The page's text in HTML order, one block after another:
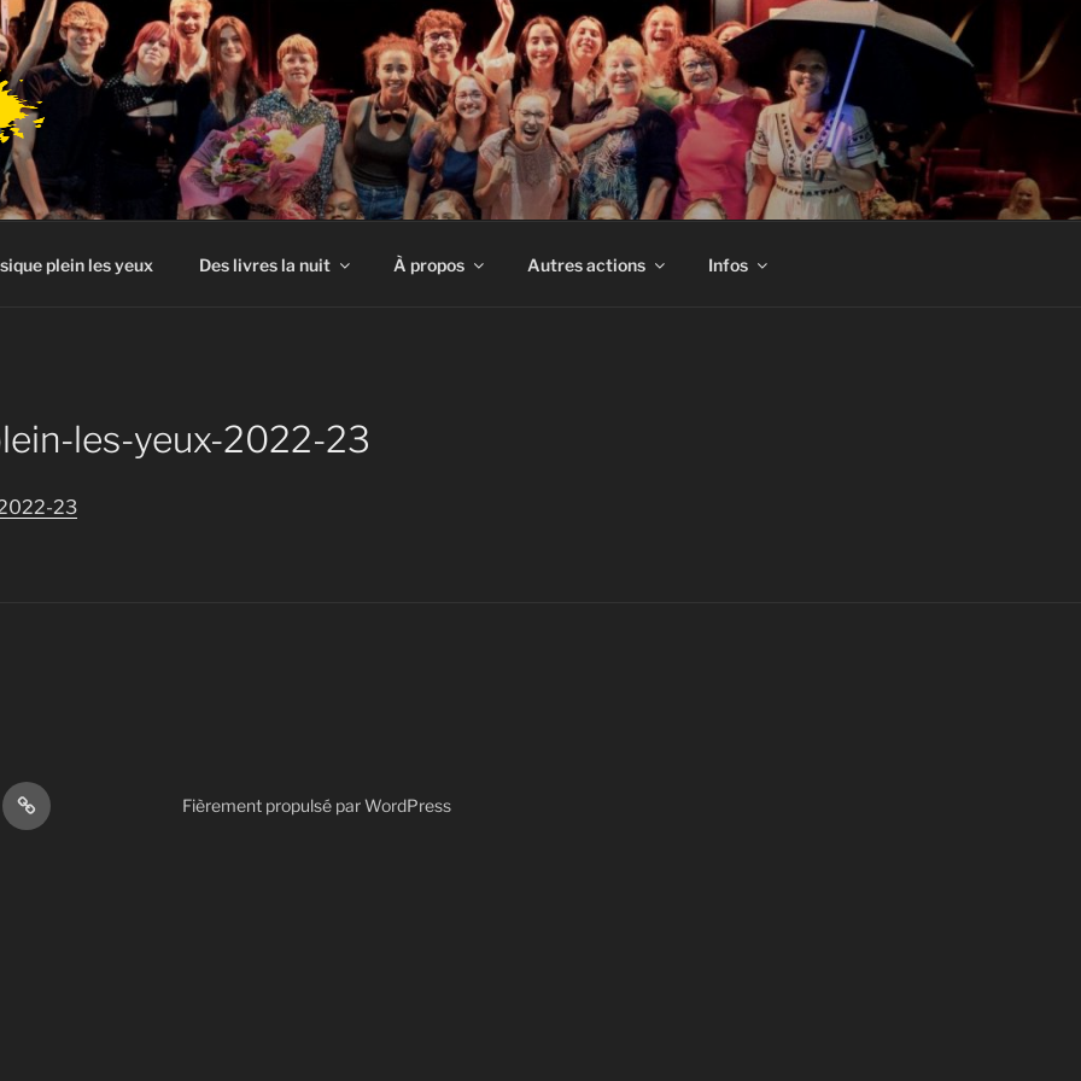
plein les yeux Des livres la nuit À propos Autres actions Infos
les-yeux-2022-23
23
Autres
actions
Fièrement propulsé par WordPress